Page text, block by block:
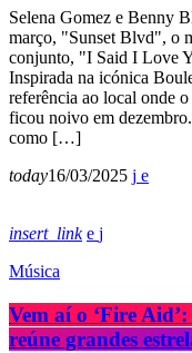
Selena Gomez e Benny
março, "Sunset Blvd", o
conjunto, "I Said I Love
Inspirada na icónica
referência ao local onde
ficou noivo em
como […]
today16/03/2025
insert_link
Música
Vem aí o ‘Fire
reúne grandes